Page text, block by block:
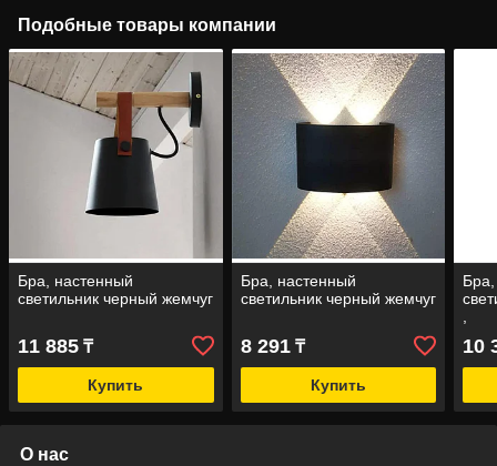
Подобные товары компании
Бра, настенный
светильник черный жемчуг
11 885 ₸
Купить
Бра, настенный
светильник черный жемчуг
8 291₸
Купить
,
10
О нас